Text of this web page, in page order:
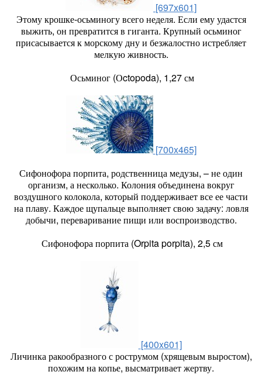
[697x601]
Этому крошке-осьминогу всего неделя. Если ему удастся
выжить, он превратится в гиганта. Крупный осьминог
присасывается к морскому дну и безжалостно истребляет
мелкую живность.
Осьминог (Оctopoda), 1,27 см
[700x465]
Сифонофора порпита, родственница медузы, – не один
организм, а несколько. Колония объединена вокруг
воздушного колокола, который поддерживает все ее части
на плаву. Каждое щупальце выполняет свою задачу: ловля
добычи, переваривание пищи или воспроизводство.
Сифонофора порпита (Orpita porpita), 2,5 см
[400x601]
Личинка ракообразного с рострумом (хрящевым выростом),
похожим на копье, высматривает жертву.